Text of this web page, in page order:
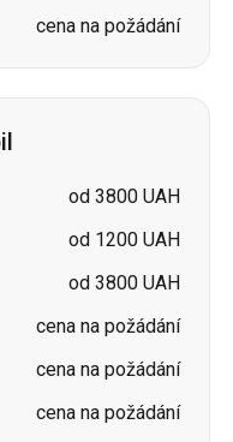
od 3800 UAH
cena na požádání
cena na požádání
cena na požádání
cena na požádání
cena na požádání
cena na požádání